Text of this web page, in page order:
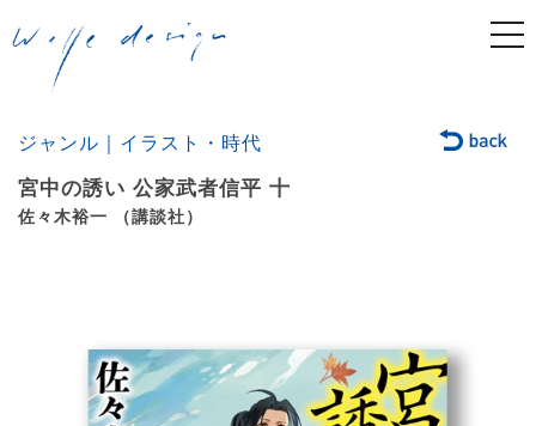
ジャンル｜イラスト・時代
宮中の誘い 公家武者信平 十
佐々木裕一 （講談社）